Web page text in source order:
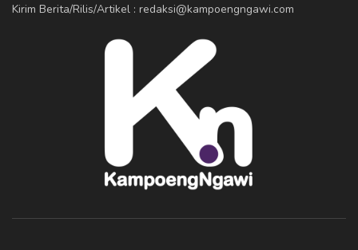
Kirim Berita/Rilis/Artikel : redaksi@kampoengngawi.com